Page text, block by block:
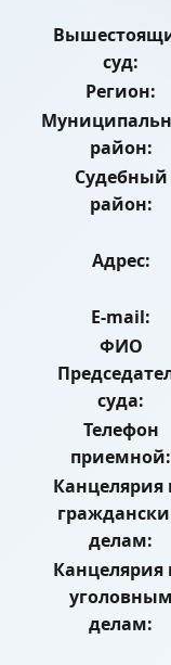
суд:
Регион:
район:
Судебный
район:
Адрес:
E-mail:
ФИО
суда:
Телефон
приемной:
Канцелярия
делам:
Канцелярия
уголовным
делам: